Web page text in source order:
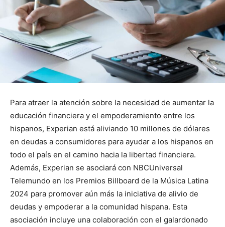
Para atraer la atención sobre la necesidad de aumentar la
educación financiera y el empoderamiento entre los
hispanos, Experian está aliviando 10 millones de dólares
en deudas a consumidores para ayudar a los hispanos en
todo el país en el camino hacia la libertad financiera.
Además, Experian se asociará con NBCUniversal
Telemundo en los Premios Billboard de la Música Latina
2024 para promover aún más la iniciativa de alivio de
deudas y empoderar a la comunidad hispana. Esta
asociación incluye una colaboración con el galardonado